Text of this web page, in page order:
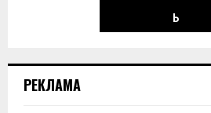
Ь
РЕКЛАМА